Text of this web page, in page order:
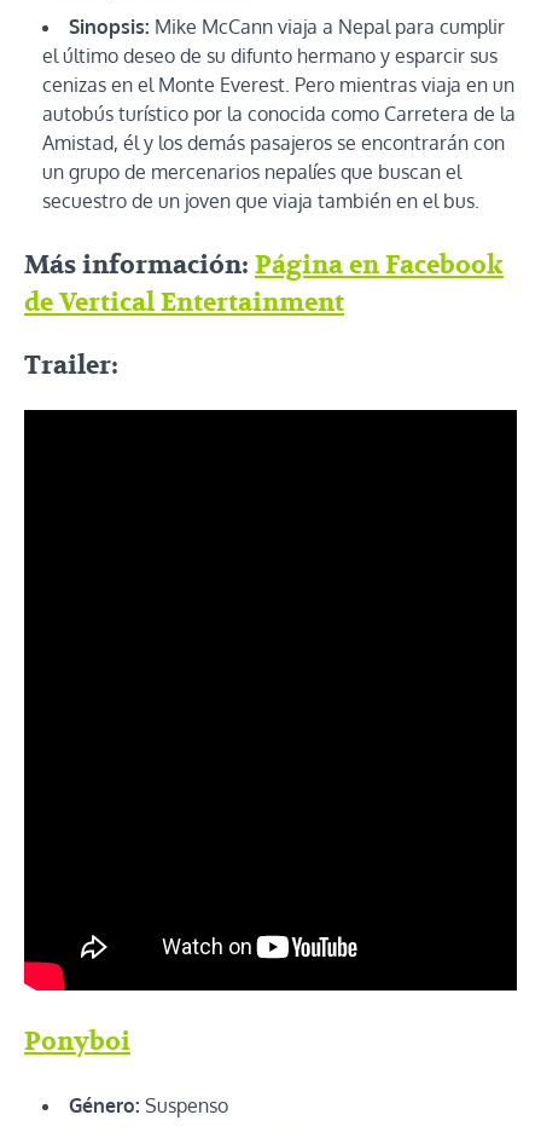
Sinopsis: Mike McCann viaja a Nepal para cumplir
el último deseo de su difunto hermano y esparcir sus
cenizas en el Monte Everest. Pero mientras viaja en un
autobús turístico por la conocida como Carretera de la
Amistad, él y los demás pasajeros se encontrarán con
un grupo de mercenarios nepalíes que buscan el
secuestro de un joven que viaja también en el bus.
Más información: Página en Facebook
de Vertical Entertainment
Trailer:
Ponyboi
Género: Suspenso